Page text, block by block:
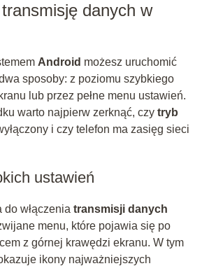
danych w
Android możesz uruchomić
sposoby: z poziomu szybkiego
lub przez pełne menu ustawień.
warto najpierw zerknąć, czy tryb
i czy telefon ma zasięg sieci
ustawień
do włączenia transmisji danych
menu, które pojawia się po
z górnej krawędzi ekranu. W tym
ikony najważniejszych